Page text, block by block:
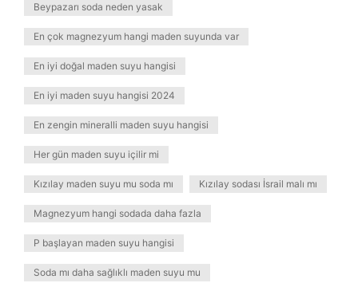
Beypazarı soda neden yasak
En çok magnezyum hangi maden suyunda var
En iyi doğal maden suyu hangisi
En iyi maden suyu hangisi 2024
En zengin mineralli maden suyu hangisi
Her gün maden suyu içilir mi
Kızılay maden suyu mu soda mı Kızılay sodası İsrail malı mı
Magnezyum hangi sodada daha fazla
P başlayan maden suyu hangisi
Soda mı daha sağlıklı maden suyu mu